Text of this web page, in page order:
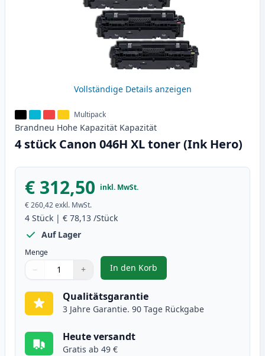
Vollständige Details anzeigen
Multipack
Brandneu Hohe Kapazität Kapazität
4 stück Canon 046H XL toner (Ink Hero)
€ 312,50 inkl. MwSt.
€ 260,42exkl. MwSt.
4 Stück | € 78,13 /Stück
Auf Lager
Menge
Verwenden Sie die Tasten, um anzupassen
− +
1
In den Korb
, 4 stück Canon 046H XL toner
Qualitätsgarantie
3 Jahre Garantie. 90 Tage Rückgabe
Heute versandt
Gratis ab 49 €